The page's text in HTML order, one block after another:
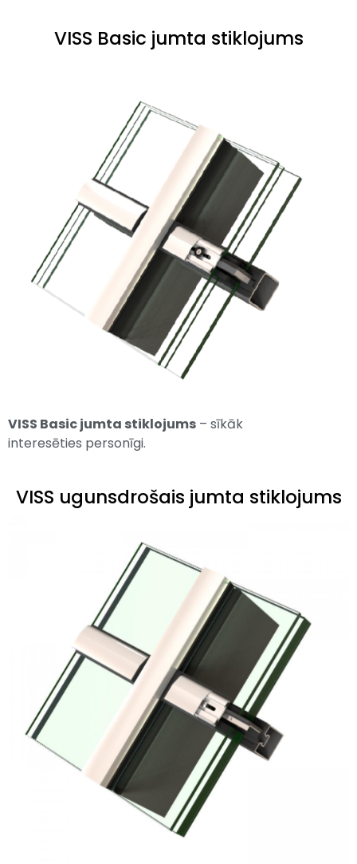
VISS Basic jumta stiklojums
VISS Basic jumta stiklojums – sīkāk
interesēties personīgi.
VISS ugunsdrošais jumta stiklojums